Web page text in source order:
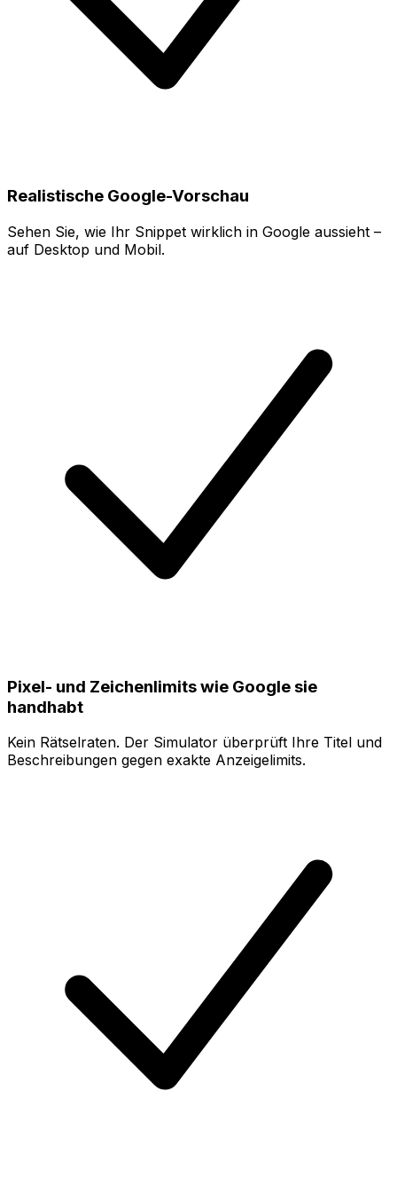
Realistische Google-Vorschau
Sehen Sie, wie Ihr Snippet wirklich in Google aussieht –
auf Desktop und Mobil.
Pixel- und Zeichenlimits wie Google sie
handhabt
Kein Rätselraten. Der Simulator überprüft Ihre Titel und
Beschreibungen gegen exakte Anzeigelimits.